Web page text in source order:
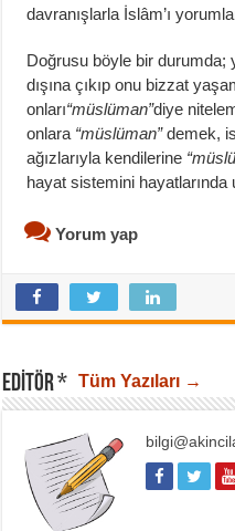
davranışlarla İslâm’ı
Doğrusu böyle bir
dışına çıkıp onu bizzat
onları“müslüman”diye
onlara “müslüman”demek,
ağızlarıyla kendilerine
hayat sistemini hayatlarında
Yorum yap
EDITÖR * Tüm Yazıları →